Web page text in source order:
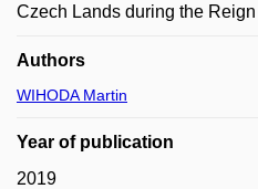
Czech Lands during the
Authors
WIHODA Martin
Year of publication
2019